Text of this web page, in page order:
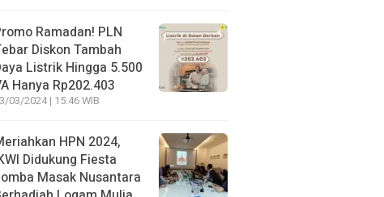
Ramadan! PLN
Diskon Tambah
Listrik Hingga 5.500
Hanya Rp202.403
03/2024 | 15:46 WIB
HPN 2024,
Didukung Fiesta
Masak Nusantara